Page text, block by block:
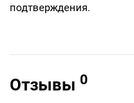
подтверждения.
Отзывы 0